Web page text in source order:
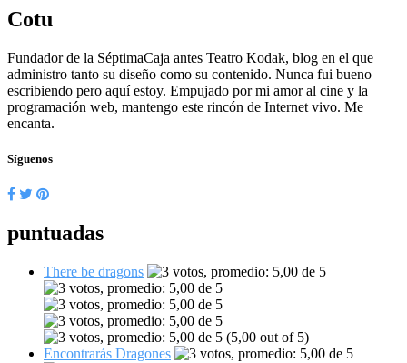
Cotu
Fundador de la SéptimaCaja antes Teatro Kodak, blog en el que
administro tanto su diseño como su contenido. Nunca fui bueno
escribiendo pero aquí estoy. Empujado por mi amor al cine y la
programación web, mantengo este rincón de Internet vivo. Me
encanta.
Síguenos
puntuadas
There be dragons
(5,00 out of 5)
Encontrarás Dragones